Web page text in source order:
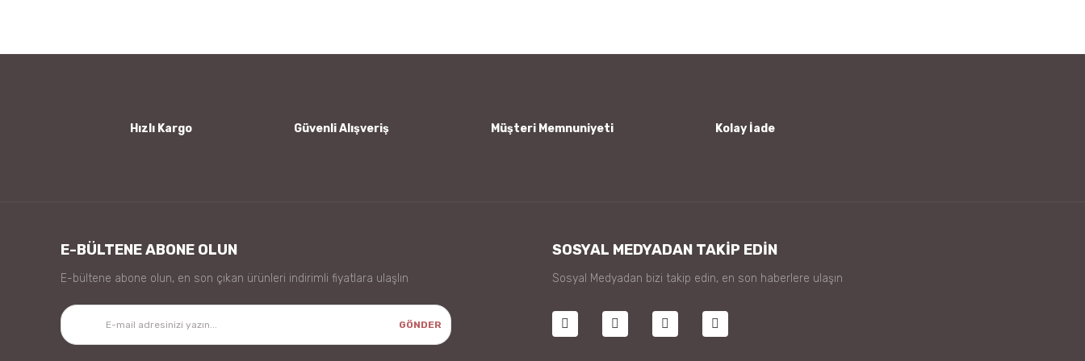
Hızlı Kargo Güvenli Alışveriş Müşteri Memnuniyeti Kolay İade
E-BÜLTENE ABONE OLUN
E-bültene abone olun, en son çıkan ürünleri indirimli fiyatlara ulaşlın
GÖNDER
SOSYAL MEDYADAN TAKİP EDİN
Sosyal Medyadan bizi takip edin, en son haberlere ulaşın